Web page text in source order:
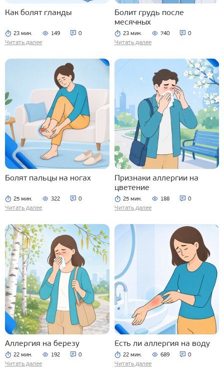
Как болят гланды
23 мин. 149 0
Читать далее
Болит грудь после
месячных
23 мин. 740 0
Читать далее
Болят пальцы на ногах
25 мин. 322 0
Читать далее
Признаки аллергии на
цветение
25 мин. 188 0
Читать далее
Аллергия на березу
22 мин. 192 0
Читать далее
Есть ли аллергия на воду
22 мин. 689 0
Читать далее